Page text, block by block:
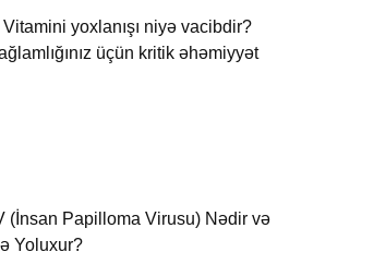
Vitamini yoxlanışı niyə vacibdir?
üçün kritik əhəmiyyət
(İnsan Papilloma Virusu) Nədir və
Yoluxur?